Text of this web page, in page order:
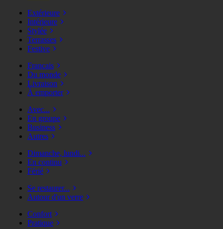
Extérieure
Intérieure
Stylée
Terrasses
Festive
Français
Du monde
Livraison
À emporter
Avec...
En groupe
Business
Autres
Dimanche, lundi...
En continu
Férié
Se restaurer...
Autour d'un verre
Confort
Pratique